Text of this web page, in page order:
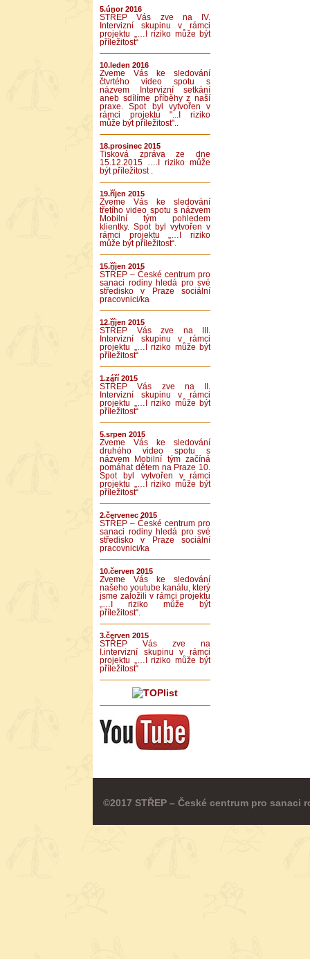
5.únor 2016
STŘEP Vás zve na IV.
Intervizní skupinu v rámci
projektu „…I riziko může být
příležitost“
10.leden 2016
Zveme Vás ke sledování
čtvrtého video spotu s
názvem Intervizní setkání
aneb sdílíme příběhy z naší
praxe. Spot byl vytvořen v
rámci projektu "...I riziko
může být příležitost"..
18.prosinec 2015
Tisková zpráva ze dne
15.12.2015 ….I riziko může
být příležitost .
19.říjen 2015
Zveme Vás ke sledování
třetího video spotu s názvem
Mobilní tým pohledem
klientky. Spot byl vytvořen v
rámci projektu „…I riziko
může být příležitost“.
15.říjen 2015
STŘEP – České centrum pro
sanaci rodiny hledá pro své
středisko v Praze sociální
pracovnici/ka
12.říjen 2015
STŘEP Vás zve na III.
Intervizní skupinu v rámci
projektu „…I riziko může být
příležitost“
1.září 2015
STŘEP Vás zve na II.
Intervizní skupinu v rámci
projektu „…I riziko může být
příležitost“
5.srpen 2015
Zveme Vás ke sledování
druhého video spotu s
názvem Mobilní tým začíná
pomáhat dětem na Praze 10.
Spot byl vytvořen v rámci
projektu „…I riziko může být
příležitost“
2.červenec 2015
STŘEP – České centrum pro
sanaci rodiny hledá pro své
středisko v Praze sociální
pracovnici/ka
10.červen 2015
Zveme Vás ke sledování
našeho youtube kanálu, který
jsme založili v rámci projektu
„…I riziko může být
příležitost“.
3.červen 2015
STŘEP Vás zve na
I.intervizní skupinu v rámci
projektu „…I riziko může být
příležitost“
©2017 STŘEP – České centrum pro sanaci